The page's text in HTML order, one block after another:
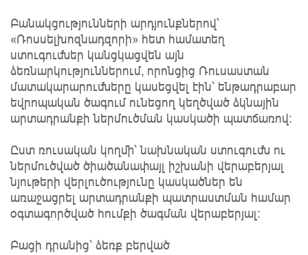
Բանակցությունների արդյունքներով՝
«Ռոսսելխոզնադզորի» հետ համատեղ
ստուգումներ կանցկացվեն այն
ձեռնարկություններում, որոնցից Ռուսաստան
մատակարարումները կասեցվել էին՝ ենթադրաբար
եվրոպական ծագում ունեցող կեղծված ձկնային
արտադրանքի ներմուծման կասկածի պատճառով։
Ըստ ռուսական կողմի՝ նախնական ստուգումն ու
ներմուծված ծիածանափայլ իշխանի վերաբերյալ
նյութերի վերլուծությունը կասկածներ են
առաջացրել արտադրանքի պատրաստման համար
օգտագործված հումքի ծագման վերաբերյալ։
Բացի դրանից՝ ձեռք բերված